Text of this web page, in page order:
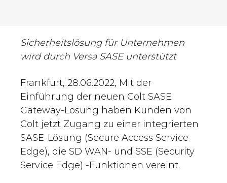
Sicherheitslösung für Unternehmen
wird durch Versa SASE unterstützt
Frankfurt, 28.06.2022, Mit der
Einführung der neuen Colt SASE
Gateway-Lösung haben Kunden von
Colt jetzt Zugang zu einer integrierten
SASE-Lösung (Secure Access Service
Edge), die SD WAN- und SSE (Security
Service Edge) -Funktionen vereint.